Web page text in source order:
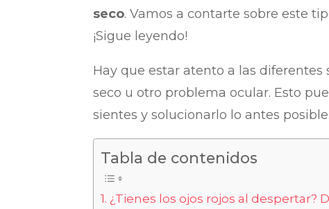
seco. Vamos a contarte sobre este
¡Sigue leyendo!
Hay que estar atento a las
seco u otro problema ocular. Esto
sientes y solucionarlo lo antes posible.
Tabla de contenidos
¿Tienes los ojos rojos al